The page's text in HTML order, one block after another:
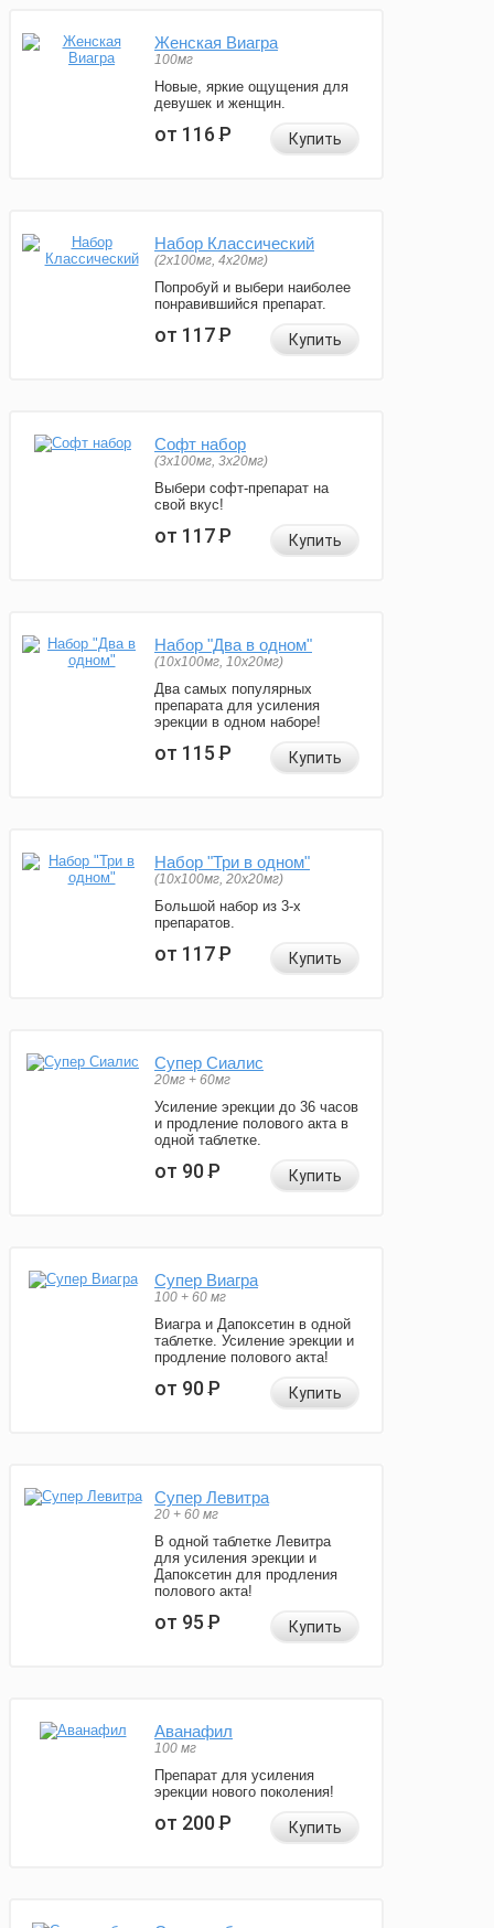
Женская Виагра
100мг
Новые, яркие ощущения для
девушек и женщин.
от 116Р Купить
Набор Классический
(2x100мг, 4x20мг)
Попробуй и выбери наиболее
понравившийся препарат.
от 117Р Купить
Софт набор
(3x100мг, 3x20мг)
Выбери софт-препарат на
свой вкус!
от 117Р Купить
Набор "Два в одном"
(10x100мг, 10x20мг)
Два самых популярных
препарата для усиления
эрекции в одном наборе!
от 115Р Купить
Набор "Три в одном"
(10x100мг, 20x20мг)
Большой набор из 3-х
препаратов.
от 117Р Купить
Супер Сиалис
20мг + 60мг
Усиление эрекции до 36 часов
и продление полового акта в
одной таблетке.
от 90Р Купить
Супер Виагра
100 + 60 мг
Виагра и Дапоксетин в одной
таблетке. Усиление эрекции и
продление полового акта!
от 90Р Купить
Супер Левитра
20 + 60 мг
В одной таблетке Левитра
для усиления эрекции и
Дапоксетин для продления
полового акта!
от 95Р Купить
Аванафил
100 мг
Препарат для усиления
эрекции нового поколения!
от 200Р Купить